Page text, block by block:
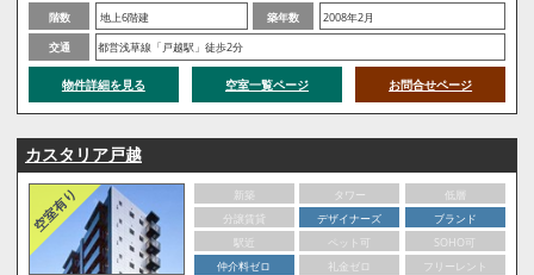
階数
地上6階建 築年数
2008年2月
交通
都営浅草線「戸越駅」徒歩2分
物件詳細を見る 空室一覧ページ お問合せページ
カスタリア戸越
新築 タワー
低層
分譲賃貸
デザイナーズ
ブランド
駅近
ペット可
SOHO可
仲介料ゼロ
礼金ゼロ
フリーレント